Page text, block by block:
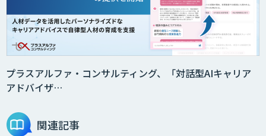
プラスアルファ・コンサルティング、「対話型AIキャリア
アドバイザ…
関連記事